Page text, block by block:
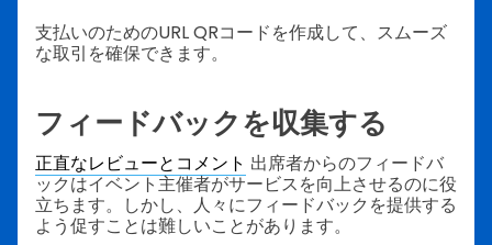
支払いのためのURL QRコードを作成して、スムーズ
な取引を確保できます。
フィードバックを収集する
正直なレビューとコメント 出席者からのフィードバ
ックはイベント主催者がサービスを向上させるのに役
立ちます。しかし、人々にフィードバックを提供する
よう促すことは難しいことがあります。